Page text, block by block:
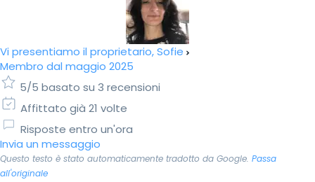
Vi presentiamo il proprietario, Sofie
Membro dal maggio 2025
5/5 basato su 3 recensioni
Affittato già 21 volte
Risposte entro un'ora
Invia un messaggio
Questo testo è stato automaticamente tradotto da Google. Passa
all'originale